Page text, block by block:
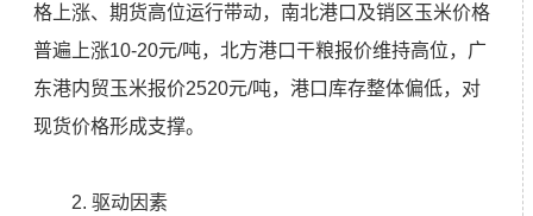
格上涨、期货高位运行带动，南北港口及销区玉米价格
普遍上涨10-20元/吨，北方港口干粮报价维持高位，广
东港内贸玉米报价2520元/吨，港口库存整体偏低，对
现货价格形成支撑。
2. 驱动因素